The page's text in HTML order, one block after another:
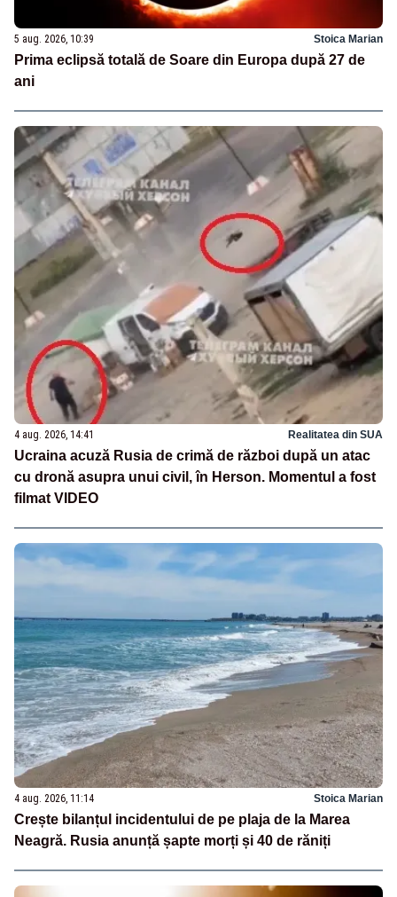
5 aug. 2026, 10:39 Stoica Marian
Prima eclipsă totală de Soare din Europa după 27 de
ani
4 aug. 2026, 14:41 Realitatea din SUA
Ucraina acuză Rusia de crimă de război după un atac
cu dronă asupra unui civil, în Herson. Momentul a fost
filmat VIDEO
4 aug. 2026, 11:14 Stoica Marian
Crește bilanțul incidentului de pe plaja de la Marea
Neagră. Rusia anunță șapte morți și 40 de răniți